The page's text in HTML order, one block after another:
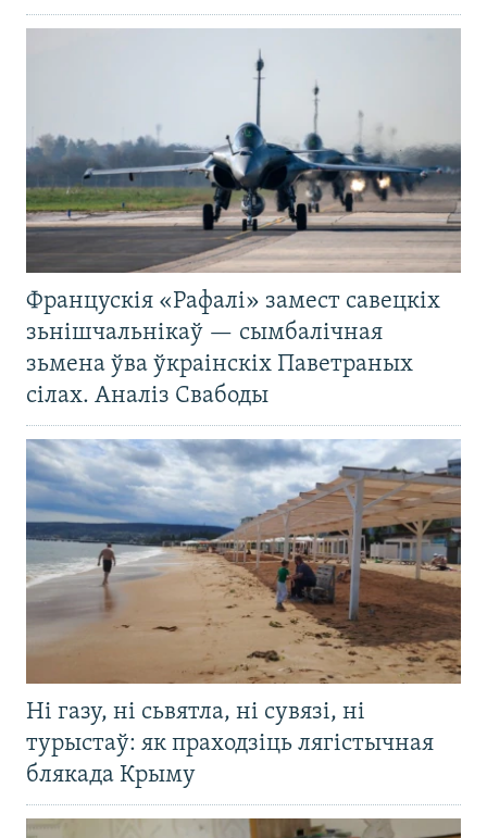
Францускія «Рафалі» замест савецкіх
зьнішчальнікаў — сымбалічная
зьмена ўва ўкраінскіх Паветраных
сілах. Аналіз Свабоды
Ні газу, ні сьвятла, ні сувязі, ні
турыстаў: як праходзіць лягістычная
блякада Крыму